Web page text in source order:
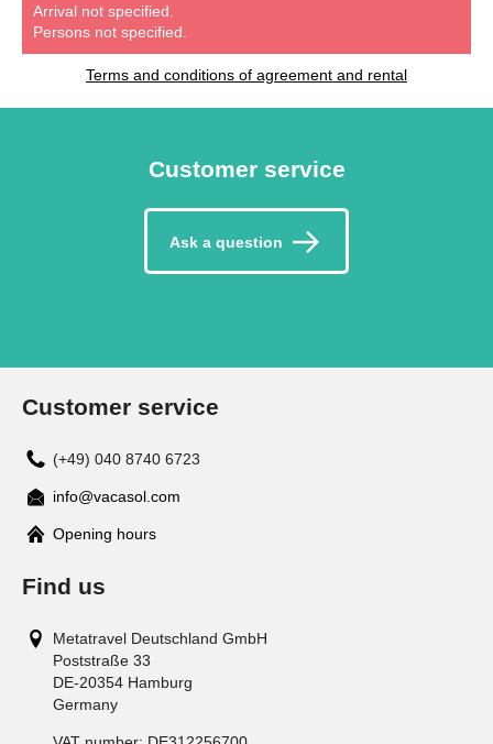
Arrival not specified.
Persons not specified.
Terms and conditions of agreement and rental
Customer service
Ask a question
Customer service
(+49) 040 8740 6723
info@vacasol.com
Opening hours
Find us
Metatravel Deutschland GmbH
Poststraße 33
DE-20354 Hamburg
Germany